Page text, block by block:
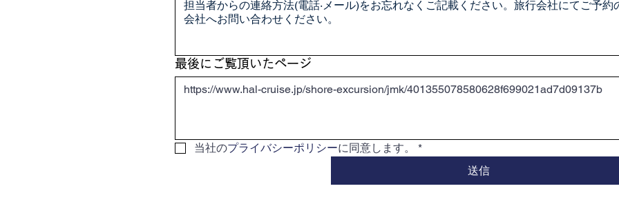
最後にご覧頂いたページ
当社のプライバシーポリシーに同意します。
*
送信